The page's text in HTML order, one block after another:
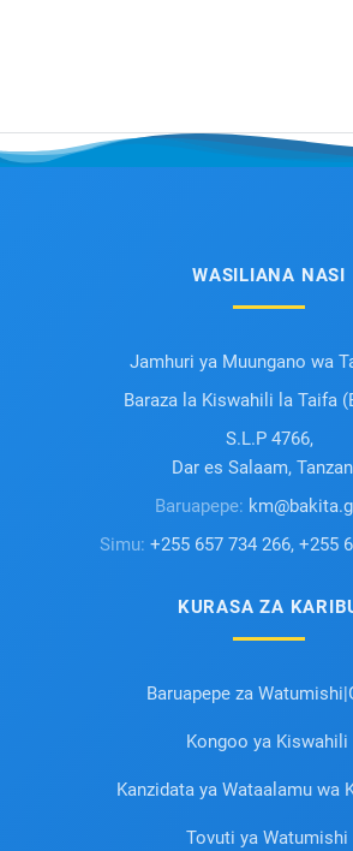
WASILIANA NASI
Jamhuri ya Muungano wa
Baraza la Kiswahili la Taifa
S.L.P 4766,
Dar es Salaam,
Baruapepe:
Simu: +255 657 734 266, +255
KURASA ZA
Baruapepe za
Kongoo ya Kiswahili
Kanzidata ya Wataalamu wa
Tovuti ya Watumishi